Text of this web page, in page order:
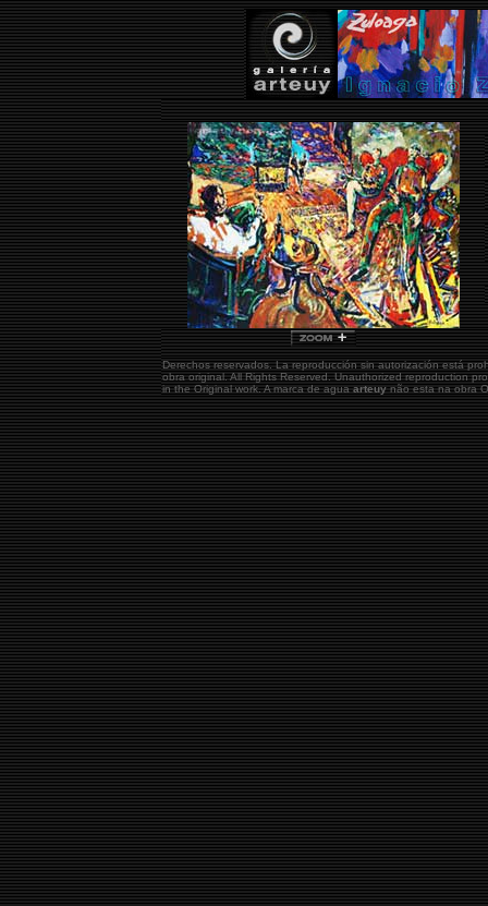
Derechos reservados. La reproducción sin autorización está
obra original.All Rights Reserved. Unauthorized reproduction
in the Original work. A marca de aguaarteuynão esta na obra